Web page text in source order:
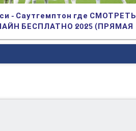
- Саутгемптон где СМОТРЕТЬ
БЕСПЛАТНО 2025 (ПРЯМАЯ